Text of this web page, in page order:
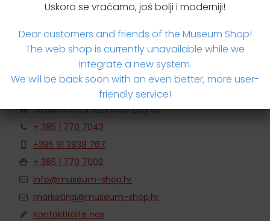
Travel Point Croatia
Savska cesta 32, 10000 Zagreb
+ 385 1 770 7043
+385 91 3838 767
+ 385 1 770 7002
info@museum-shop.hr
marketing@museum-shop.hr
Kontaktirajte nas
Uskoro se vraćamo, još bolji i moderniji!
Dear customers and friends of the Museum Shop!
The web shop is currently unavailable while we
integrate a new system.
We will be back soon with an even better, more user-
friendly service!